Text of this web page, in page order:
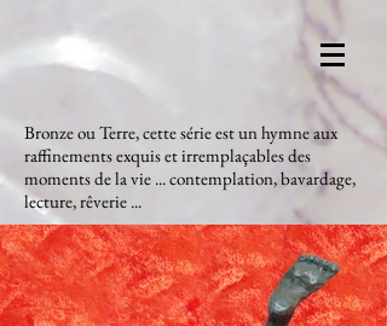
Bronze ou Terre, cette série est un hymne aux
raffinements exquis et irremplaçables des
moments de la vie ... contemplation, bavardage,
lecture, rêverie ...